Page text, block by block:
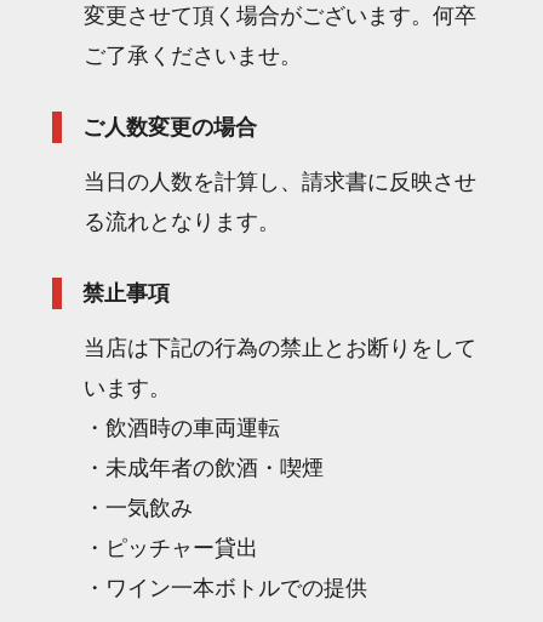
変更させて頂く場合がございます。何卒
ご了承くださいませ。
ご人数変更の場合
当日の人数を計算し、請求書に反映させ
る流れとなります。
禁止事項
当店は下記の行為の禁止とお断りをして
います。
・飲酒時の車両運転
・未成年者の飲酒・喫煙
・一気飲み
・ピッチャー貸出
・ワイン一本ボトルでの提供